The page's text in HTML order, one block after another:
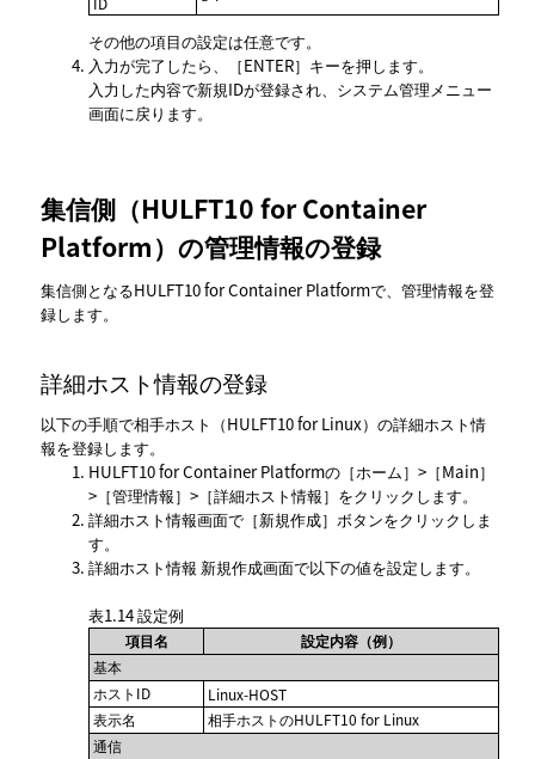
その他の項目の設定は任意です。
入力が完了したら、
ENTER
キーを押します。
入力した内容で新規IDが登録され、システム管理メニュー
画面に戻ります。
集信側（HULFT10 for Container
Platform）の管理情報の登録
集信側となるHULFT10 for Container Platformで、管理情報を登
録します。
詳細ホスト情報の登録
以下の手順で相手ホスト（HULFT10 for Linux）の詳細ホスト情
報を登録します。
HULFT10 for Container Platformの
ホーム >
Main
>
管理情報 > 詳細ホスト情報
をクリックします。
詳細ホスト情報画面で 新規作成
ボタンをクリックしま
す。
詳細ホスト情報 新規作成画面で以下の値を設定します。
表1.14設定例
項目名
設定内容（例）
基本
ホストID
Linux-HOST
表示名
相手ホストのHULFT10 for Linux
通信